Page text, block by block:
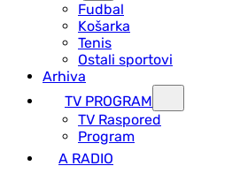
Fudbal
Košarka
Tenis
Ostali sportovi
Arhiva
TV PROGRAM
ТV Raspored
Program
A RADIO